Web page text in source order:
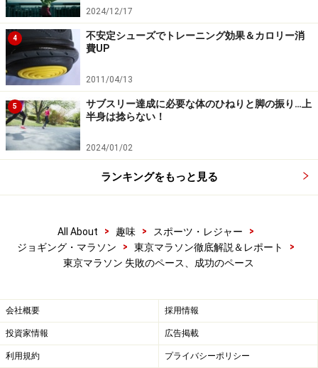
地点名 スプリット
5km
0:23:40 0:23:16 11.93%
10km
15km
1:08:02 0:22:13 11.39%
20Km
1:30:34 0:22:32
11.55%
25Km
30Km
2:16:42 0:23:15 11.92%
Finish
3:15:03 0:10:17 5.27%
ットは22分50秒程度です。下り坂がありますが抑えめに
入っています。一番速い10kmと遅い40kmの差が約２
分。1.09倍ですから、１割弱ペースが遅くなっていま
す。しかし、ゴールをしてみると自己新記録。練習不足
2024/12/17
4
不安定シューズでトレーニング効果＆カロリー消
費UP
2011/04/13
5
サブスリー達成に必要な体のひねりと脚の振り…上
半身は捻らない！
2024/01/02
ランキングをもっと見る
All About > 趣味 > スポーツ・レジャー
>
ジョギング・マラソン
> 東京マラソン徹底解説＆レポート
>
東京マラソン 失敗のペース、成功のペース
会社概要 採用情報
投資家情報 広告掲載
利用規約 プライバシーポリシー